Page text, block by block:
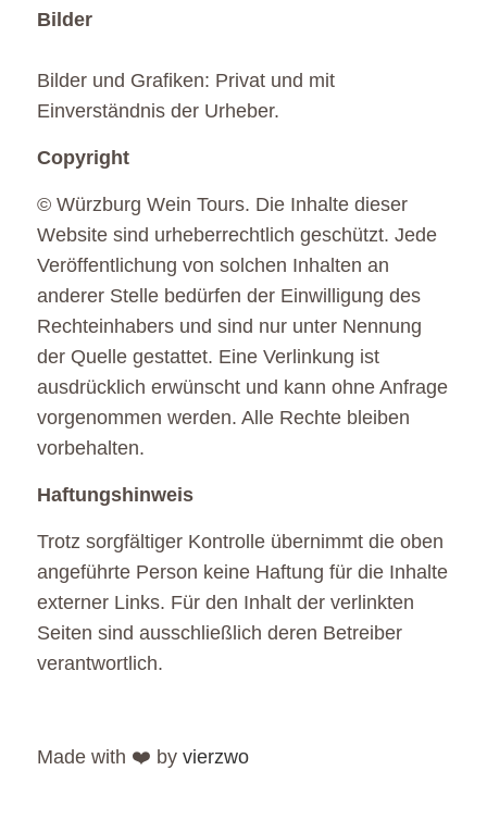
Bilder
Bilder und Grafiken: Privat und mit
Einverständnis der Urheber.
Copyright
© Würzburg Wein Tours. Die Inhalte dieser
Website sind urheberrechtlich geschützt. Jede
Veröffentlichung von solchen Inhalten an
anderer Stelle bedürfen der Einwilligung des
Rechteinhabers und sind nur unter Nennung
der Quelle gestattet. Eine Verlinkung ist
ausdrücklich erwünscht und kann ohne Anfrage
vorgenommen werden. Alle Rechte bleiben
vorbehalten.
Haftungshinweis
Trotz sorgfältiger Kontrolle übernimmt die oben
angeführte Person keine Haftung für die Inhalte
externer Links. Für den Inhalt der verlinkten
Seiten sind ausschließlich deren Betreiber
verantwortlich.
Made with ❤️ by vierzwo